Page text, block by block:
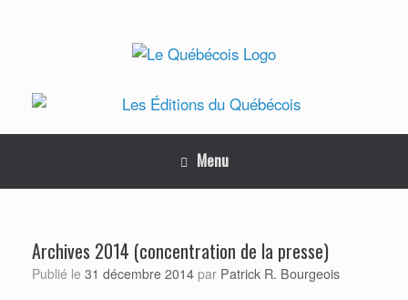
Menu
Archives 2014 (concentration de la presse)
Publié le 31 décembre 2014 par Patrick R. Bourgeois